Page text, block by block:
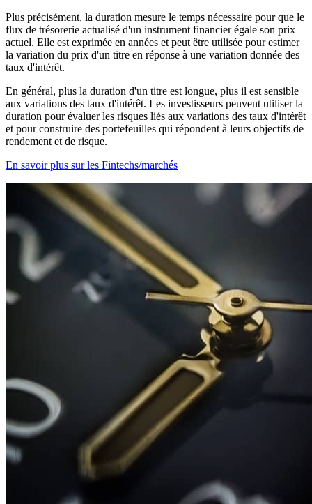
Plus précisément, la duration mesure le temps nécessaire pour que le
flux de trésorerie actualisé d'un instrument financier égale son prix
actuel. Elle est exprimée en années et peut être utilisée pour estimer
la variation du prix d'un titre en réponse à une variation donnée des
taux d'intérêt.
En général, plus la duration d'un titre est longue, plus il est sensible
aux variations des taux d'intérêt. Les investisseurs peuvent utiliser la
duration pour évaluer les risques liés aux variations des taux d'intérêt
et pour construire des portefeuilles qui répondent à leurs objectifs de
rendement et de risque.
En savoir plus sur les Fintechs/marchés